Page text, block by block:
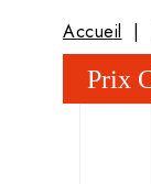
Accueil